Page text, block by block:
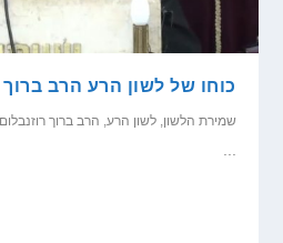
כוחו של לשון הרע הרב ברוך
שמירת הלשון,לשון הרע, הרב ברוך רוזנבלום
...